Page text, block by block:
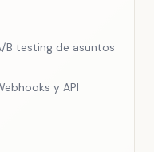
B testing de asuntos
y API